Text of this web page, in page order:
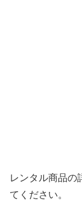
レンタル商品の
てください。